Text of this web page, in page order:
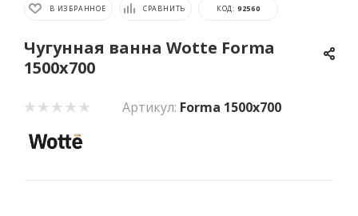
В ИЗБРАННОЕ СРАВНИТЬ КОД: 92560
Чугунная ванна Wotte Forma
1500x700
Артикул: Forma 1500x700